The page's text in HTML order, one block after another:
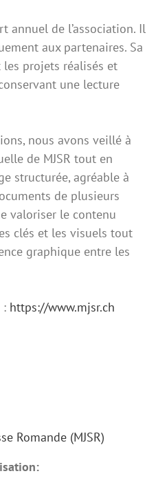
annuel de l’association. Il
aux partenaires. Sa
projets réalisés et
une lecture
nous avons veillé à
de MJSR tout en
structurée, agréable à
de plusieurs
valoriser le contenu
clés et les visuels tout
graphique entre les
: https://www.mjsr.ch
Romande (MJSR)